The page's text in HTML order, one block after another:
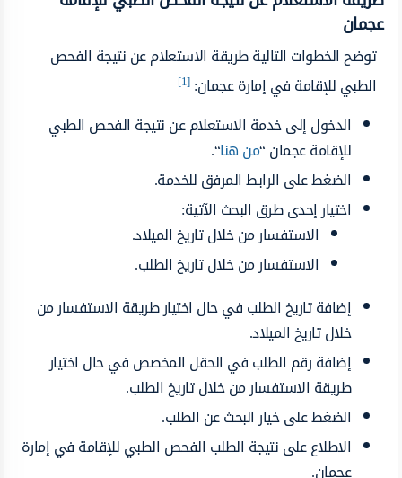
عجمان
توضح الخطوات التالية طريقة الاستعلام عن نتيجة الفحص
الطبي للإقامة في إمارة عجمان:[1]
الدخول إلى خدمة الاستعلام عن نتيجة الفحص الطبي
للإقامة عجمان “من هنا“.
الضغط على الرابط المرفق للخدمة.
اختيار إحدى طرق البحث الآتية:
الاستفسار من خلال تاريخ الميلاد.
الاستفسار من خلال تاريخ الطلب.
إضافة تاريخ الطلب في حال اختيار طريقة الاستفسار من
خلال تاريخ الميلاد.
إضافة رقم الطلب في الحقل المخصص في حال اختيار
طريقة الاستفسار من خلال تاريخ الطلب.
الضغط على خيار البحث عن الطلب.
الاطلاع على نتيجة الطلب الفحص الطبي للإقامة في إمارة
عجمان.